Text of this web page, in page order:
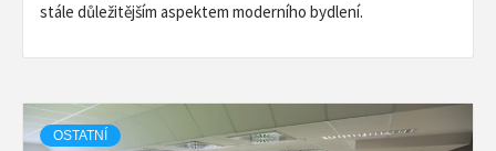
stále důležitějším aspektem moderního bydlení.
OSTATNÍ